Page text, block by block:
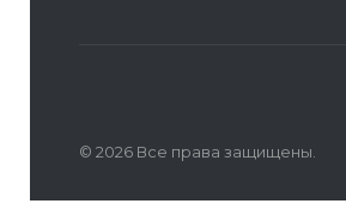
© 2026 Все права защищены.